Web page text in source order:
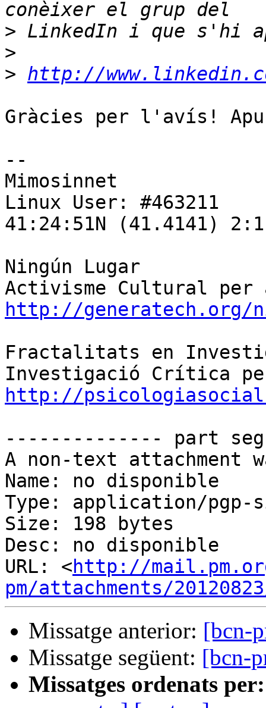
>
>
> http://
Gràcies per l'avís!
--
Mimosinnet
Linux User: #463211
41:24:51N (41.4141)
Ningún Lugar
http://generatech.org/
Fractalitats en
http://
-------------- part
A non-text attachment
Name: no disponible
Type: application/pgp-
Size: 198 bytes
Desc: no disponible
URL: <http://
pm/attachments/
Missatge anterior: [bcn-
Missatge següent: [bcn-
Missatges ordenats per: